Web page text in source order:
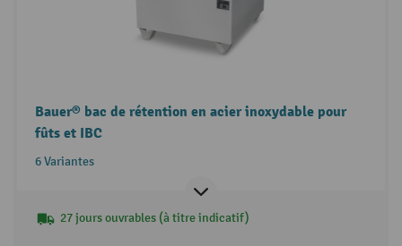
Bauer® bac de rétention en acier inoxydable pour
fûts et IBC
6 Variantes
27 jours ouvrables (à titre indicatif)